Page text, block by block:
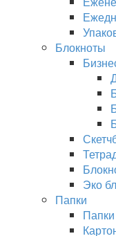
Блокноты
Эко
Папки